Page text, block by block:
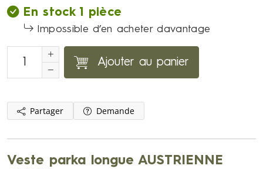
En stock 1 pièce
Impossible d’en acheter davantage
Ajouter au panier
Partager Demande
Veste parka longue AUSTRIENNE